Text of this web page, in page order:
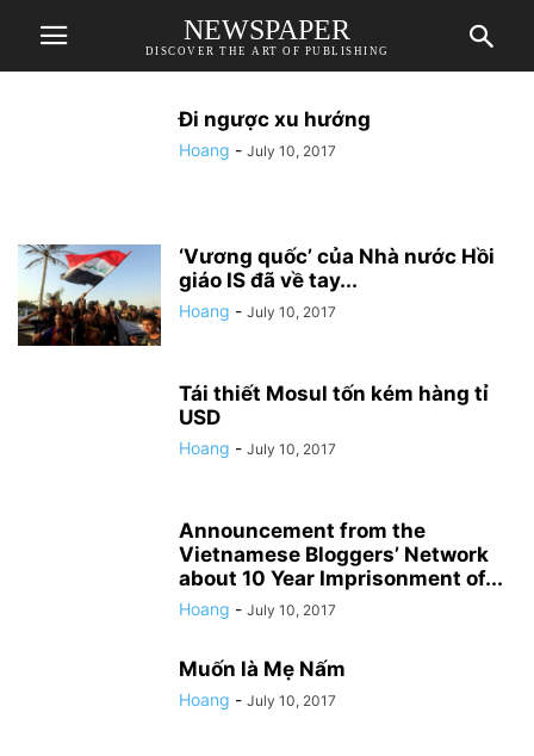
NEWSPAPER
DISCOVER THE ART OF PUBLISHING
Đi ngược xu hướng
Hoang - July 10, 2017
‘Vương quốc’ của Nhà nước Hồi
giáo IS đã về tay...
Hoang - July 10, 2017
Tái thiết Mosul tốn kém hàng tỉ
USD
Hoang - July 10, 2017
Announcement from the
Vietnamese Bloggers’ Network
about 10 Year Imprisonment of...
Hoang - July 10, 2017
Muốn là Mẹ Nấm
Hoang - July 10, 2017